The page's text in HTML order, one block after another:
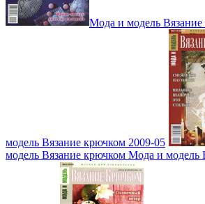
Мода и модель
модель Вязание крючком 2009-05
модель Вязание крючком Мода и модель